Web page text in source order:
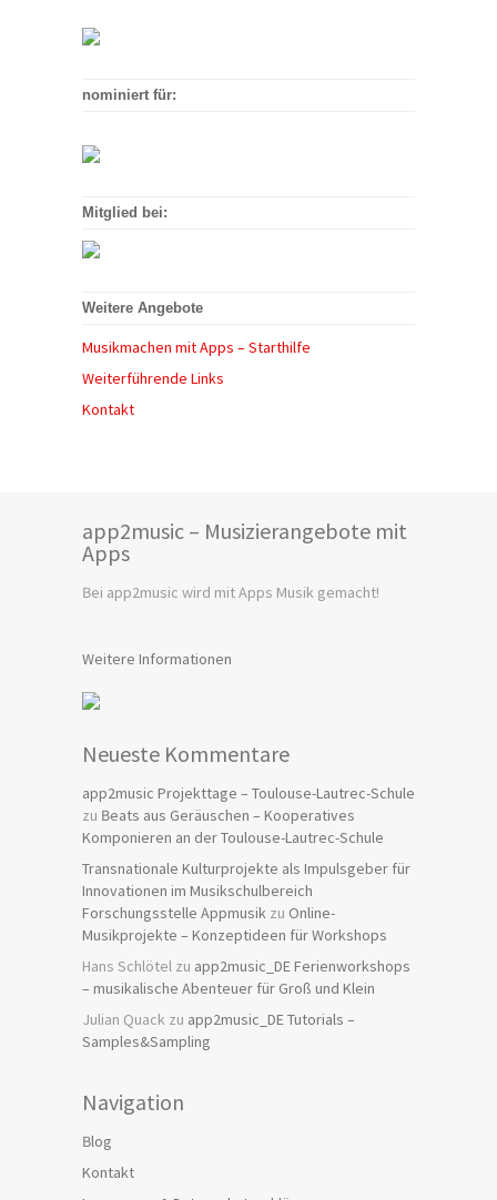
nominiert für:
Mitglied bei:
Weitere Angebote
Musikmachen mit Apps – Starthilfe
Weiterführende Links
Kontakt
app2music – Musizierangebote mit
Apps
Bei app2music wird mit Apps Musik gemacht!
Weitere Informationen
Neueste Kommentare
app2music Projekttage – Toulouse-Lautrec-Schule
zu Beats aus Geräuschen – Kooperatives
Komponieren an der Toulouse-Lautrec-Schule
Transnationale Kulturprojekte als Impulsgeber für
Innovationen im Musikschulbereich
Forschungsstelle Appmusik zu Online-
Musikprojekte – Konzeptideen für Workshops
Hans Schlötel zu app2music_DE Ferienworkshops
– musikalische Abenteuer für Groß und Klein
Julian Quack zu app2music_DE Tutorials –
Samples&Sampling
Navigation
Blog
Kontakt